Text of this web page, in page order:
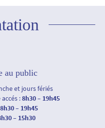
au public
et jours fériés
:8h30 – 19h45
8h30 – 19h45
– 15h30